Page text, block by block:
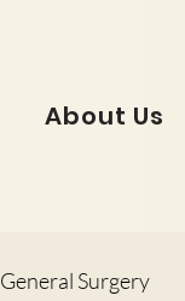
About Us
General Surgery